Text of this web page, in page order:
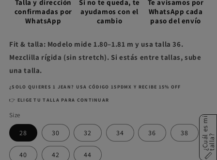
Talla y dirección
confirmadas por
WhatsApp
Si no te queda, te
ayudamos con el
cambio
Te avisamos por
WhatsApp cada
paso del envío
Fit & talla: Modelo mide 1.80–1.81 m y usa talla 36.
Mezclilla rígida (sin stretch). Si estás entre tallas, sube
una talla.
¿SOLO QUIERES 1 JEAN? USA CÓDIGO 15PDMX Y RECIBE 15% OFF
👉 ELIGE TU TALLA PARA CONTINUAR
Size
28 30 32 34 36 38
40 42 44
¿
C
u
ál
e
s
m
i
t
a
l
l
a?